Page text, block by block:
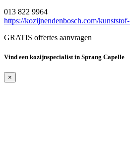
013 822 9964
https://kozijnendenbosch.com/
GRATIS offertes aanvragen
Vind een kozijnspecialist in Sprang Capelle
×